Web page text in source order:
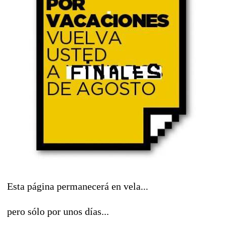
Esta página permanecerá en vela...
pero sólo por unos días...